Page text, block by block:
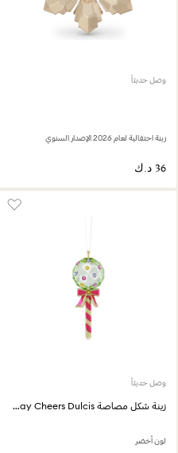
وصل حديثاً
زينة احتفالية لعام 2026 الإصدار السنوي
وصل حديثاً
زينة شكل مصاصة Holiday Cheers Dulcis
لون أخضر